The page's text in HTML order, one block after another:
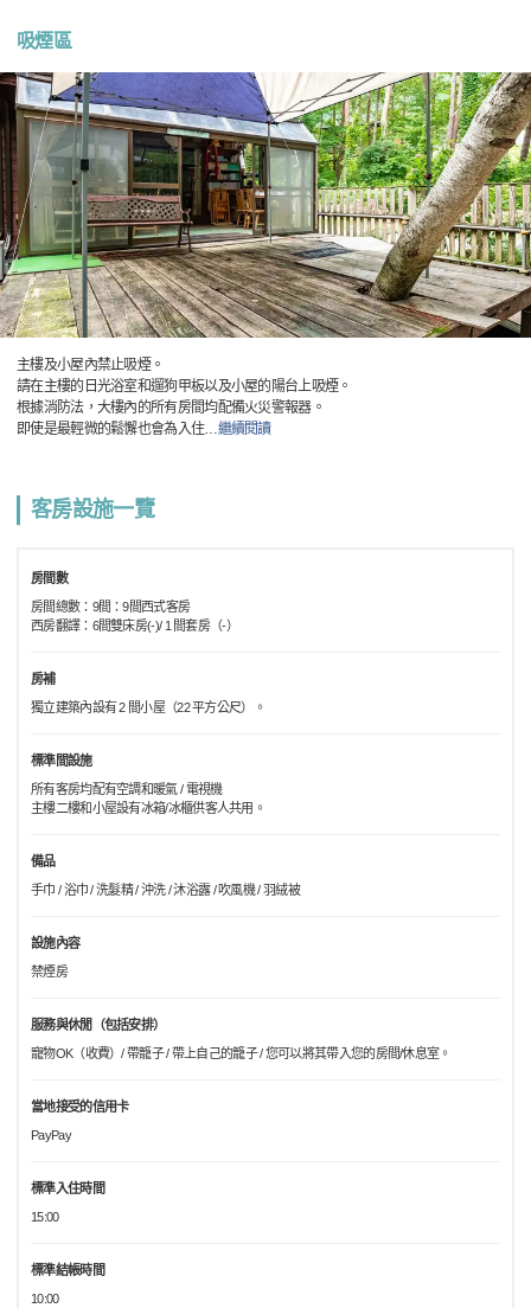
吸煙區
主樓及小屋內禁止吸煙。
請在主樓的日光浴室和遛狗甲板以及小屋的陽台上吸煙。
根據消防法，大樓內的所有房間均配備火災警報器。
即使是最輕微的鬆懈也會為入住…繼續閱讀
客房設施一覽
房間數
房間總數：9間：9間西式客房
西房翻譯：6間雙床房(-)/ 1 間套房（-）
房補
獨立建築內設有 2 間小屋（22 平方公尺）。
標準間設施
所有客房均配有空調和暖氣 / 電視機
主樓二樓和小屋設有冰箱/冰櫃供客人共用。
備品
手巾 / 浴巾 / 洗髮精 / 沖洗 / 沐浴露 / 吹風機 / 羽絨被
設施內容
禁煙房
服務與休閒（包括安排）
寵物OK（收費）/ 帶籠子 / 帶上自己的籠子 / 您可以將其帶入您的房間/休息室。
當地接受的信用卡
PayPay
標準入住時間
15:00
標準結帳時間
10:00